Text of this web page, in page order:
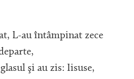
L-au întâmpinat zece
şi au zis: Iisuse,